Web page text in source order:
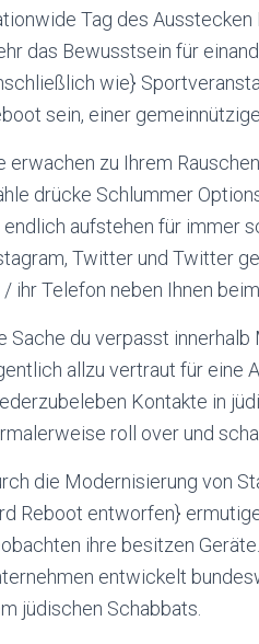
Tag des
das Bewusstsein für
wie}
sein, einer
erwachen zu Ihrem
drücke Schlummer
endlich aufstehen für immer
Twitter und Twitter
/ ihr Telefon neben Ihnen
Sache du verpasst
allzu vertraut für eine
Kontakte in
roll over und
die Modernisierung von
Reboot entworfen}
ihre besitzen
entwickelt
jüdischen Schabbats.